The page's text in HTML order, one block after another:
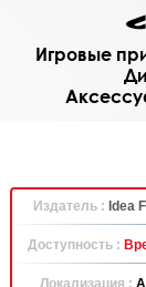
Игровые
Издатель : Idea
Доступность :
Локализация :